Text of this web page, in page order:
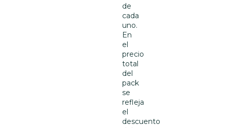
de
cada
uno.
En
el
precio
total
del
pack
se
refleja
el
descuento